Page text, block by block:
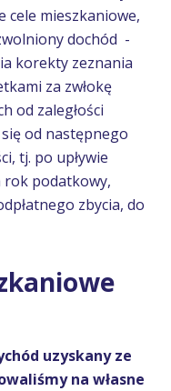
cele mieszkaniowe,
dochód -
korekty zeznania
za zwłokę
od zaległości
od następnego
tj. po upływie
rok podatkowy,
zbycia, do
uzyskany ze
na własne